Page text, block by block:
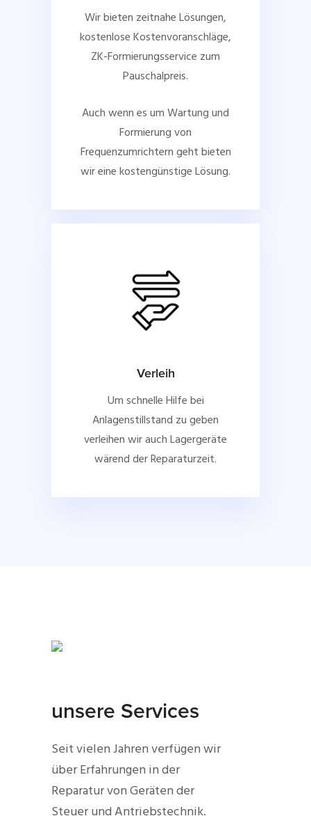
Wir bieten zeitnahe Lösungen,
kostenlose Kostenvoranschläge,
ZK-Formierungsservice zum
Pauschalpreis.
Auch wenn es um Wartung und
Formierung von
Frequenzumrichtern geht bieten
wir eine kostengünstige Lösung.
Verleih
Um schnelle Hilfe bei
Anlagenstillstand zu geben
verleihen wir auch Lagergeräte
wärend der Reparaturzeit.
unsere Services
Seit vielen Jahren verfügen wir
über Erfahrungen in der
Reparatur von Geräten der
Steuer und Antriebstechnik.